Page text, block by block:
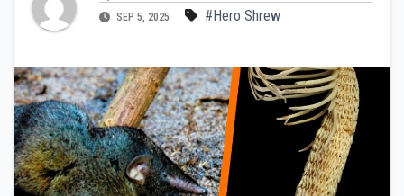
SEP 5, 2025 #Hero Shrew